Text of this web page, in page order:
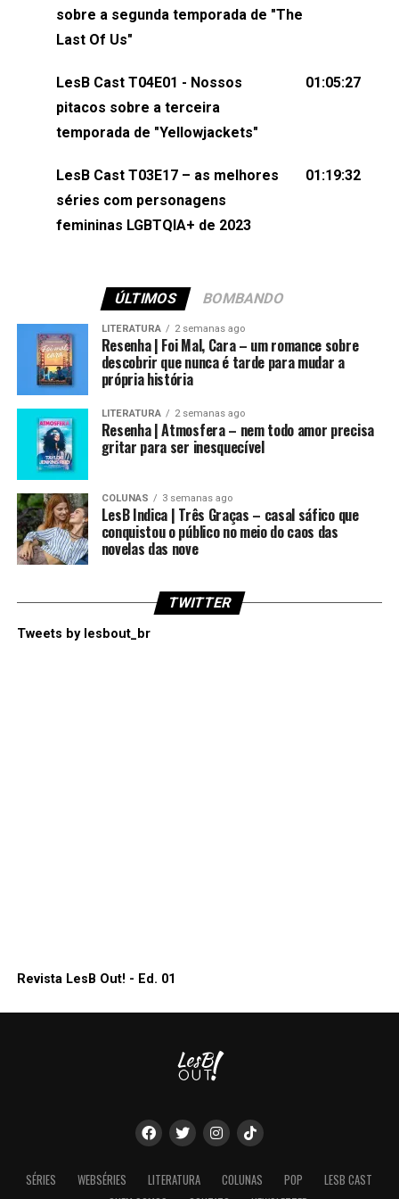
sociais:Twitter: ⁠⁠⁠⁠@lesbout_br⁠⁠⁠⁠ Instagram: ⁠⁠⁠⁠@lesbout_br⁠⁠⁠⁠
(⁠⁠⁠⁠⁠⁠@KarolenPassos⁠⁠⁠⁠⁠⁠)Participação de Bruna Fentanes
(⁠⁠⁠⁠@brunarfentanes⁠⁠⁠⁠) e Pollyelly FlorêncioEdição de
Naiady Machado
sobre a segunda temporada de "The
Last Of Us"
LesB Cast T04E01 - Nossos
pitacos sobre a terceira
temporada de "Yellowjackets"
01:05:27
LesB Cast T03E17 – as melhores
séries com personagens
femininas LGBTQIA+ de 2023
01:19:32
ÚLTIMOS BOMBANDO
LITERATURA 2 semanas ago
Resenha | Foi Mal, Cara – um romance sobre
descobrir que nunca é tarde para mudar a
própria história
LITERATURA 2 semanas ago
Resenha | Atmosfera – nem todo amor precisa
gritar para ser inesquecível
COLUNAS 3 semanas ago
LesB Indica | Três Graças – casal sáfico que
conquistou o público no meio do caos das
novelas das nove
TWITTER
Tweets by lesbout_br
Revista LesB Out! - Ed. 01
SÉRIES WEBSÉRIES LITERATURA COLUNAS POP
LESB CAST